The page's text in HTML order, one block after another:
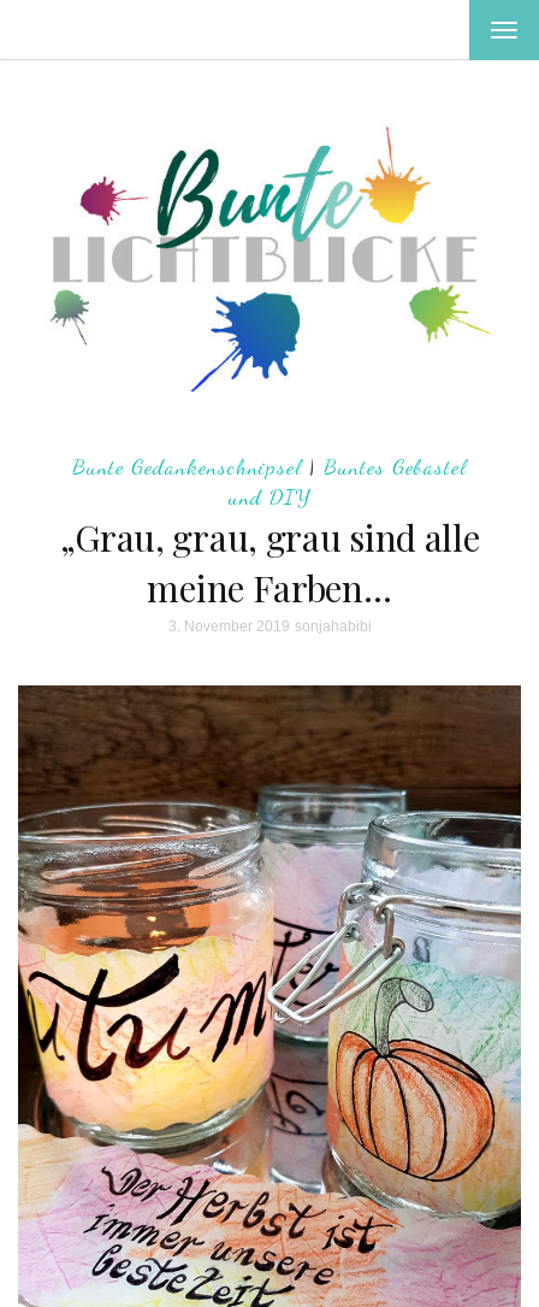
Bunte Gedankenschnipsel| Buntes Gebastel
und DIY
„Grau, grau, grau sind alle
meine Farben…
3. November 2019 sonjahabibi